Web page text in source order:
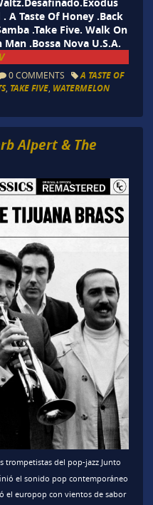
A Taste Of Honey .Back
.Take Five. Walk On
.Bossa Nova U.S.A.
0 COMMENTS
A TASTE OF
, TAKE FIVE, WATERMELON
Alpert & The
trompetistas del pop-jazz Junto
el sonido pop contemporáneo
el europop con vientos de sabor